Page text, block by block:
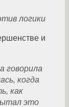
логики
и
говорила
когда
как
это